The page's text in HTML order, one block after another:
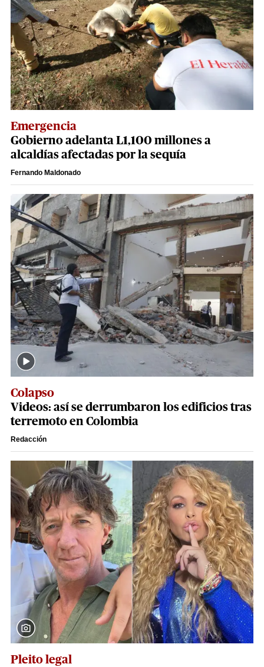
Emergencia
Gobierno adelanta L1,100 millones a
alcaldías afectadas por la sequía
Fernando Maldonado
Colapso
Videos: así se derrumbaron los edificios tras
terremoto en Colombia
Redacción
Pleito legal